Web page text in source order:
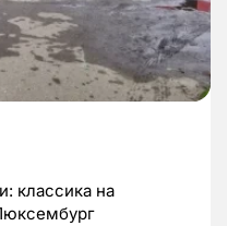
классика на